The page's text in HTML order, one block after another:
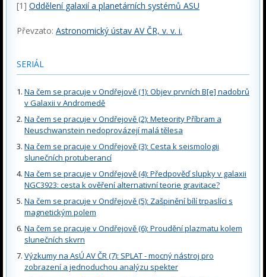
[1] Oddělení galaxií a planetárních systémů ASU
Převzato: Astronomický ústav AV ČR, v. v. i.
SERIÁL
Na čem se pracuje v Ondřejově (1): Objev prvních B[e] nadobrů
v Galaxii v Andromedě
Na čem se pracuje v Ondřejově (2): Meteority Příbram a
Neuschwanstein nedoprovázejí malá tělesa
Na čem se pracuje v Ondřejově (3): Cesta k seismologii
slunečních protuberancí
Na čem se pracuje v Ondřejově (4): Předpověď slupky v galaxii
NGC3923: cesta k ověření alternativní teorie gravitace?
Na čem se pracuje v Ondřejově (5): Zašpinění bílí trpaslíci s
magnetickým polem
Na čem se pracuje v Ondřejově (6): Proudění plazmatu kolem
slunečních skvrn
Výzkumy na AsÚ AV ČR (7): SPLAT - mocný nástroj pro
zobrazení a jednoduchou analýzu spekter